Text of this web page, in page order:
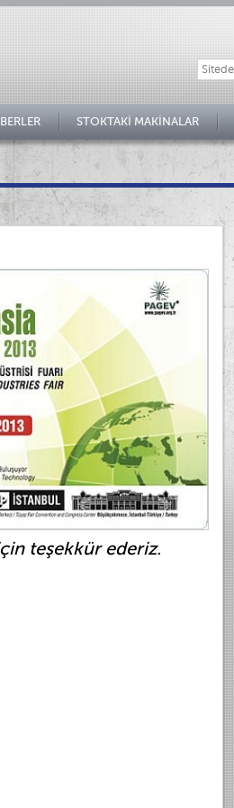
STOKTAKİ MAKİNALAR
teşekkür ederiz.